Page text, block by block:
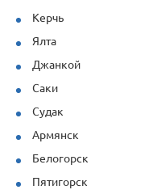
Керчь
Ялта
Джанкой
Саки
Судак
Армянск
Белогорск
Пятигорск